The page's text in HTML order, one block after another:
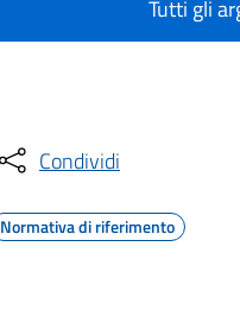
Tutti gli
Condividi
Normativa di riferimento